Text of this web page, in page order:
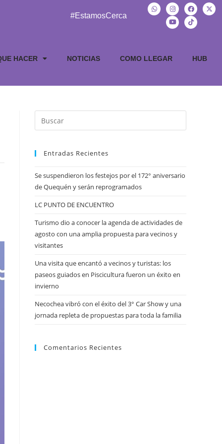
#EstamosCerca
HACER NOTICIAS COMO LLEGAR HUB
Entradas Recientes
Se suspendieron los festejos por el 172° aniversario
de Quequén y serán reprogramados
LC PUNTO DE ENCUENTRO
Turismo dio a conocer la agenda de actividades de
agosto con una amplia propuesta para vecinos y
visitantes
Una visita que encantó a vecinos y turistas: los
paseos guiados en Piscicultura fueron un éxito en
invierno
Necochea vibró con el éxito del 3° Car Show y una
jornada repleta de propuestas para toda la familia
Comentarios Recientes